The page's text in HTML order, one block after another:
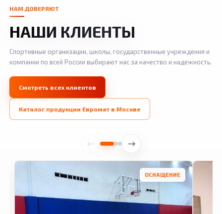
НАМ ДОВЕРЯЮТ
НАШИ КЛИЕНТЫ
Спортивные организации, школы, государственные учреждения и
компании по всей России выбирают нас за качество и надежность.
Смотреть всех клиентов
Каталог продукции Евромат в Москве
ОСНАЩЕНИЕ